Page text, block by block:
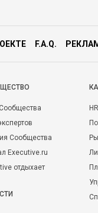
F.A.Q.
Сообщества
Executive.ru
отдыхает